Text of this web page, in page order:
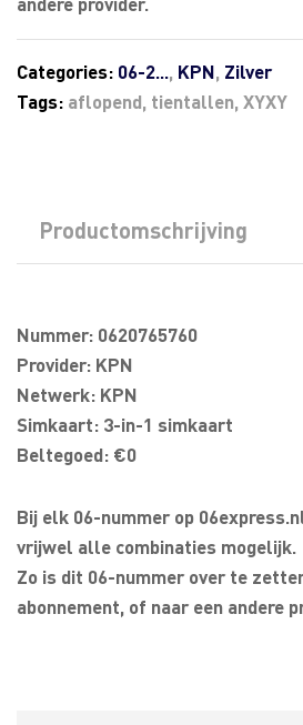
Categories: 06-2..., KPN, Zilver
Tags: aflopend, tientallen, XYXY
Productomschrijving
Nummer: 0620765760
Provider: KPN
Netwerk: KPN
Simkaart: 3-in-1 simkaart
Beltegoed: €0
Bij elk 06-nummer op
vrijwel alle combinaties mogelijk.
Zo is dit 06-nummer over te
abonnement, of naar een andere